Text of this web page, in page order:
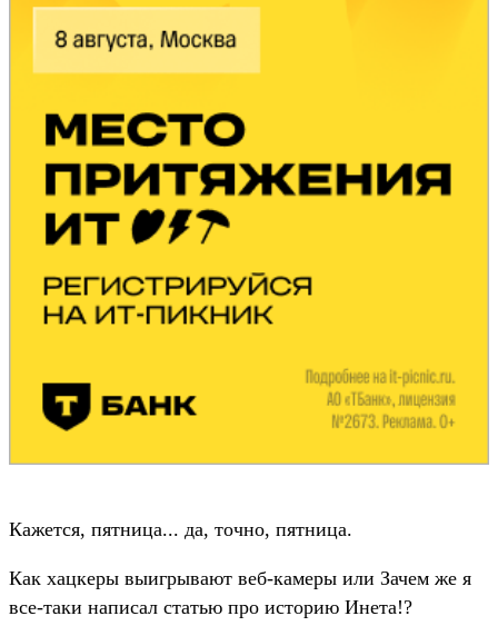
Кажется, пятница... да, точно, пятница.
Как хацкеры выигрывают веб-камеры или Зачем же я
все-таки написал статью про историю Инета!?